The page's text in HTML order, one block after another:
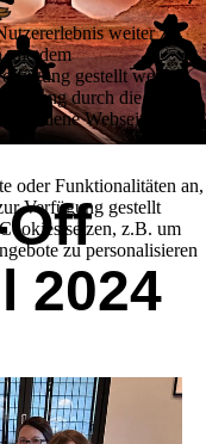
2024
weiter zu
die dem
gestellt werden,
durch die
Webseiten.
oder Funktionalitäten an,
Verfügung gestellt
setzen, z.B. um
zu personalisieren